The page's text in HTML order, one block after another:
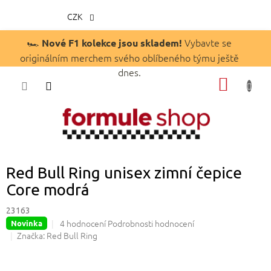
obsah
🏎️ Nové F1 kolekce jsou skladem! Vybavte se
originálním merchem svého oblíbeného týmu ještě
dnes.
CZK
Red Bull Ring unisex zimní čepice
Core modrá
23163
Novinka
Průměrné
hodnocení
4 hodnoceníPodrobnosti hodnocení
Značka: Red Bull Ring